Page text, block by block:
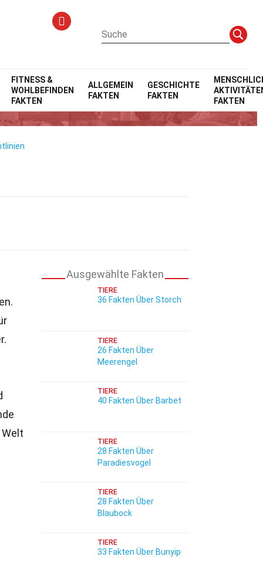
FITNESS &
WOHLBEFINDEN
FAKTEN
ALLGEMEIN
FAKTEN
GESCHICHTE
FAKTEN
FAKTEN
Ausgewählte Fakten
TIERE
36 Fakten Über Storch
TIERE
26 Fakten Über
Meerengel
TIERE
40 Fakten Über Barbet
TIERE
28 Fakten Über
Paradiesvogel
TIERE
28 Fakten Über
Blaubock
TIERE
33 Fakten Über Bunyip